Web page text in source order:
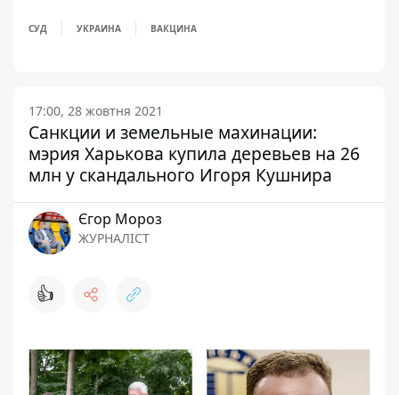
СУД УКРАИНА ВАКЦИНА
17:00, 28 жовтня 2021
Санкции и земельные махинации:
мэрия Харькова купила деревьев на 26
млн у скандального Игоря Кушнира
Єгор Мороз
ЖУРНАЛІСТ
👍